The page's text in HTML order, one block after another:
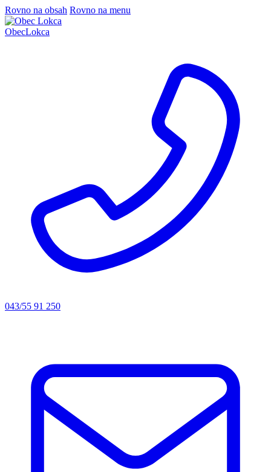
Rovno na obsah Rovno na menu
ObecLokca
043/55 91 250